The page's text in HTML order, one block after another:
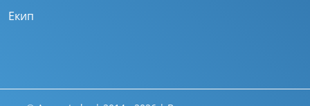
Екип